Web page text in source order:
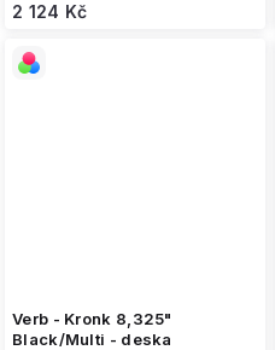
2 124 Kč
Verb - Kronk 8,325"
Black/Multi - deska